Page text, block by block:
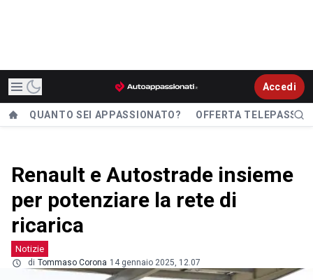
Accedi
QUANTO SEI APPASSIONATO? OFFERTA TELEPASS
Renault e Autostrade insieme
per potenziare la rete di
ricarica
Notizie
di Tommaso Corona 14 gennaio 2025, 12.07